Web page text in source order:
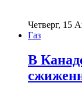
Четверг, 15
Газ
В